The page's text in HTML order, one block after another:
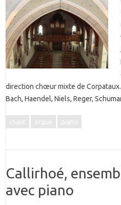
direction chœur mixte de
Bach, Haendel, Niels, Reger,
chant orgue piano
Callirhoé,
avec piano